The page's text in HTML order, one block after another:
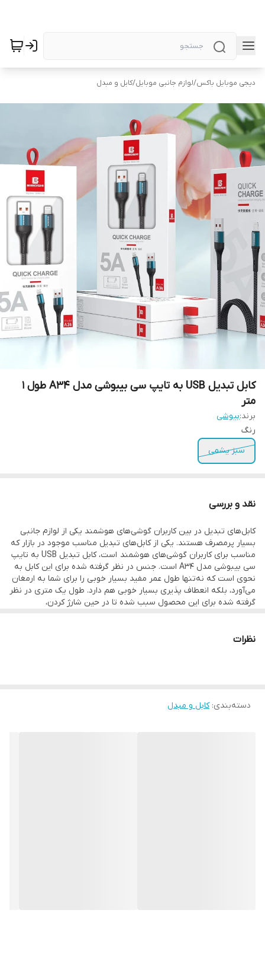
دیجی موبایل باکس/لوازم جانبی موبایل/کابل و مبدل
کابل تبدیل USB به تایپ سی بیبوشی مدل A34 طول 1
متر
برند:بیوشی
رنگ
سبز یشمی
نقد و بررسی
کابل‌های تبدیل در بین کاربران گوشی‌های هوشمند یکی از لوازم جانبی
بسیار پر‌مصرف هستند. یکی از کابل‌های تبدیل مناسب موجود در بازار که
مناسب برای کاربران گوشی‌های هوشمند است، کابل تبدیل USB به تایپ
سی بیبوشی مدل A34 است. جنس در نظر گرفته شده برای این کابل به
نحوی است که نه‌تنها طول عمر مفید بسیار خوبی را برای شما به ارمغان
می‌آورد، بلکه انعطاف پذیری بسیار خوبی هم دارد. طول یک متری در نظر
گرفته شده برای این محصول سبب شده تا در حین شارژ کردن،
در مجموع باید گفت با توجه به قیمت در نظر گرفته شده، کابل تبدیل
نظرات
دسته‌بندی:کابل و مبدل